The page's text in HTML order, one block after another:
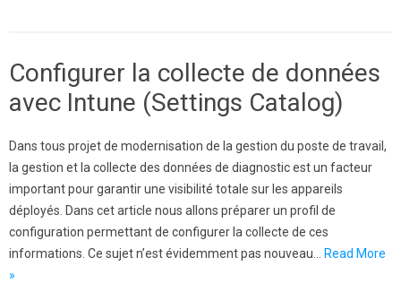
Configurer la collecte de données
avec Intune (Settings Catalog)
Dans tous projet de modernisation de la gestion du poste de travail,
la gestion et la collecte des données de diagnostic est un facteur
important pour garantir une visibilité totale sur les appareils
déployés. Dans cet article nous allons préparer un profil de
configuration permettant de configurer la collecte de ces
informations. Ce sujet n’est évidemment pas nouveau…
Read More
»